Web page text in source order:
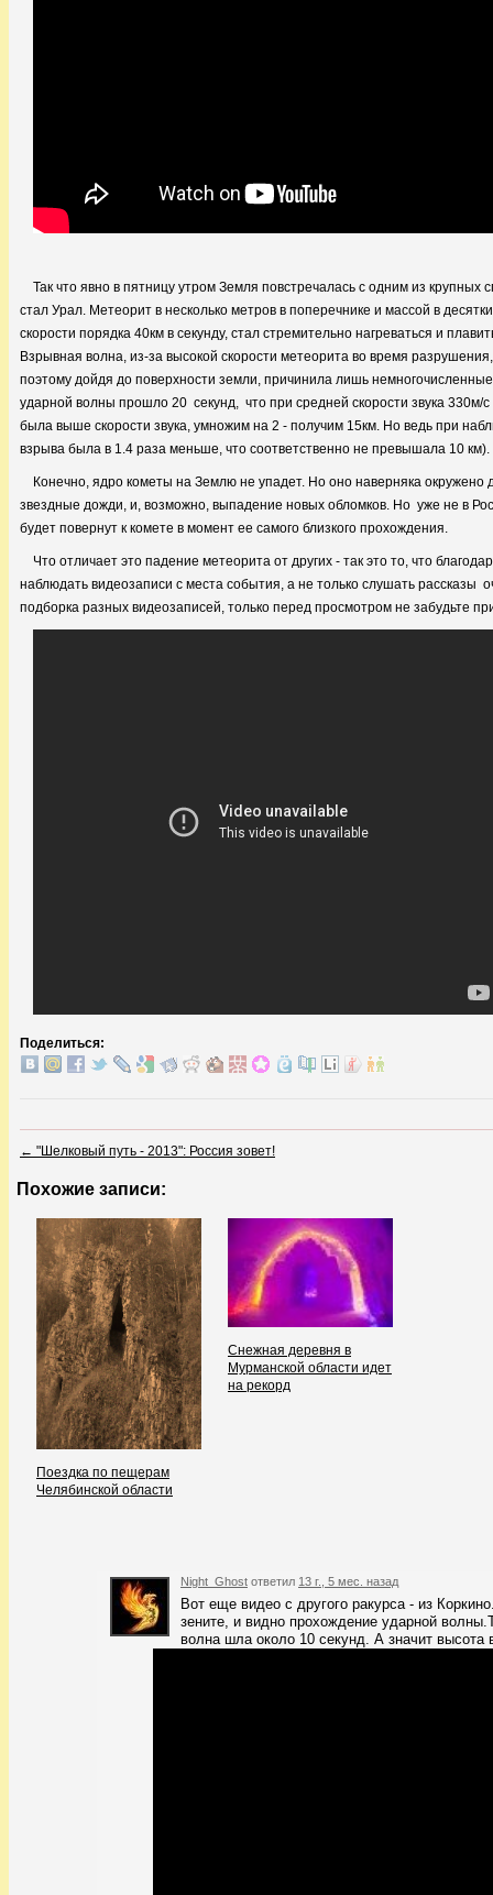
Так что явно в пятницу утром Земля повстречалась с одним из крупных
стал Урал. Метеорит в несколько метров в поперечнике и массой в
скорости порядка 40км в секунду, стал стремительно нагреваться и
Взрывная волна, из-за высокой скорости метеорита во время
поэтому дойдя до поверхности земли, причинила лишь
ударной волны прошло 20 секунд, что при средней скорости звука 330м/
была выше скорости звука, умножим на 2 - получим 15км. Но ведь при
взрыва была в 1.4 раза меньше, что соответственно не превышала 10 км).
Конечно, ядро кометы на Землю не упадет. Но оно наверняка окружено
звездные дожди, и, возможно, выпадение новых обломков. Но уже не в
будет повернут к комете в момент ее самого близкого прохождения.
Что отличает это падение метеорита от других - так это то, что
наблюдать видеозаписи с места события, а не только слушать рассказы
подборка разных видеозаписей, только перед просмотром не забудьте
Поделиться:
← "Шелковый путь - 2013": Россия зовет!
Похожие записи:
Поездка по пещерам
Челябинской области
Снежная деревня в
Мурманской области идет
на рекорд
Night_Ghost ответил 13 г., 5 мес. назад
Вот еще видео с другого ракурса - из
зените, и видно прохождение ударной
волна шла около 10 секунд. А значит высота